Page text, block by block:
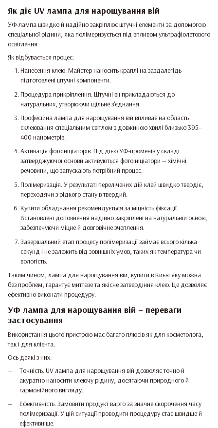
Як діє UV лампа для нарощування вій
УФ-лампа швидко й надійно закріплює штучні елементи за допомогою
спеціальної рідини, яка полімеризується під впливом ультрафіолетового
освітлення.
Як відбувається процес:
Нанесення клею. Майстер наносить краплі на заздалегідь
підготовлені штучні компоненти.
Процедура прикріплення. Штучні вії прикладаються до
натуральних, утворюючи щільне з’єднання.
Професійна лампа для нарощування вій впливає на область
склеювання спеціальним світлом з довжиною хвилі близько 395–
400 нанометрів.
Активація фотоініціаторів. Під дією УФ-променів у складі
затверджуючої основи активуються фотоініціатори — хімічні
речовини, що запускають потрібний процес.
Полімеризація. У результаті перелічених дій клей швидко твердіє,
переходячи з рідкого стану в твердий.
Купити обладнання рекомендується за міцність фіксації.
Встановлені доповнення надійно закріплені на натуральній основі,
забезпечуючи міцне й довговічне зчеплення.
Завершальний етап процесу полімеризації займає всього кілька
секунд і не залежить від зовнішніх умов, таких як температура чи
вологість.
Таким чином, лампа для нарощування вій, купити в Києві яку можна
без проблем, гарантує миттєве та якісне затвердіння клею. Це дозволяє
ефективно виконати процедуру.
УФ лампа для нарощування вій – переваги
застосування
Використання цього пристрою має багато плюсів як для косметолога,
так і для клієнта.
Ось деякі з них:
Точність. UV лампа для нарощування вій дозволяє точно й
акуратно наносити клеючу рідину, досягаючи природного й
гармонійного вигляду.
Ефективність. Замовити продукт варто за значне скорочення часу
полімеризації. У цій ситуації проводити процедуру стає швидше й
ефективніше.